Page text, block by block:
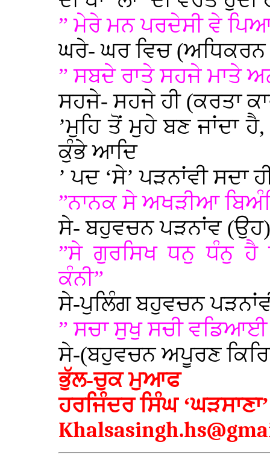
” ਮੇਰੇ ਮਨ ਪਰਦੇਸੀ ਵੇ
ਘਰੇ- ਘਰ ਵਿਚ
” ਸਬਦੇ ਰਾਤੇ ਸਹਜੇ ਮਾਤੇ
ਸਹਜੇ- ਸਹਜੇ ਹੀ (ਕਰਤਾ
’ਮੁਹਿ ਤੋਂ ਮੁਹੇ ਬਣ ਜਾਂਦਾ
ਕੁੰਭੇ ਆਦਿ
’ ਪਦ ‘ਸੇ’ ਪੜਨਾਂਵੀ ਸਦਾ
”ਨਾਨਕ ਸੇ ਅਖੜੀਆ
ਸੇ- ਬਹੁਵਚਨ ਪੜਨਾਂਵ (ਉਹ)
”ਸੇ ਗੁਰਸਿਖ ਧਨੁ ਧੰਨੁ ਹੈ
ਕੰਨੀ”
ਸੇ-ਪੁਲਿੰਗ ਬਹੁਵਚਨ
” ਸਚਾ ਸੁਖੁ ਸਚੀ ਵਡਿਆਈ
ਸੇ-(ਬਹੁਵਚਨ ਅਪੂਰਣ
ਭੁੱਲ-ਚੁਕ ਮੁਆਫ
ਹਰਜਿੰਦਰ ਸਿੰਘ ‘ਘੜਸਾਣਾ’